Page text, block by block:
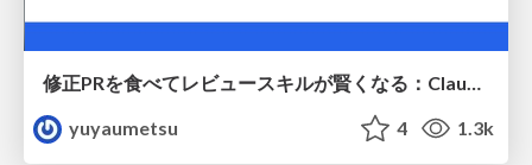
修正PRを食べてレビュースキルが賢くなる：Claude Codeによる自己改善サイクル
yuyaumetsu
4 1.3k